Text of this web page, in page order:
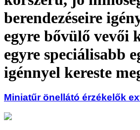
berendezéseire
egyre bővülő vevői
egyre speciálisabb
igénnyel kereste
Miniatűr önellátó érzékelők